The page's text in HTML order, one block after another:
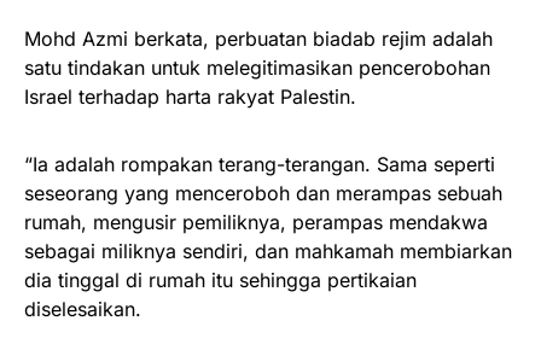
Mohd Azmi berkata, perbuatan biadab rejim adalah
satu tindakan untuk melegitimasikan pencerobohan
Israel terhadap harta rakyat Palestin.
“Ia adalah rompakan terang-terangan. Sama seperti
seseorang yang menceroboh dan merampas sebuah
rumah, mengusir pemiliknya, perampas mendakwa
sebagai miliknya sendiri, dan mahkamah membiarkan
dia tinggal di rumah itu sehingga pertikaian
diselesaikan.